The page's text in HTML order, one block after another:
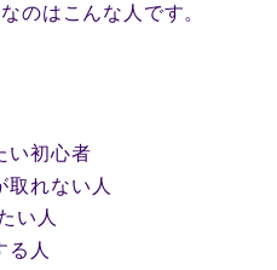
のはこんな人です。
い初心者
取れない人
い人
る人